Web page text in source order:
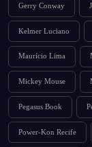
Gerry Conway
Kelmer Luciano
Maurício Lima
Mickey Mouse
Pegasus Book
Power-Kon Recife